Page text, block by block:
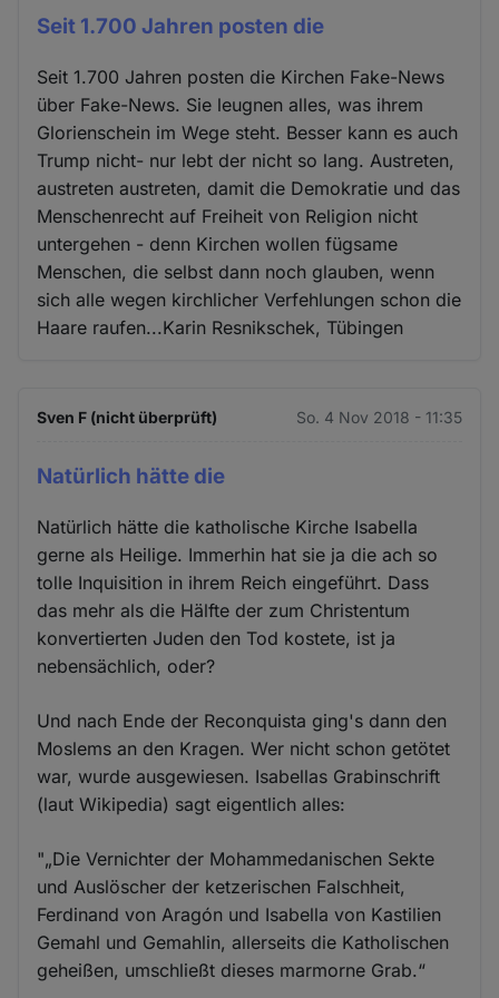
Seit 1.700 Jahren posten die
Seit 1.700 Jahren posten die Kirchen Fake-News
über Fake-News. Sie leugnen alles, was ihrem
Glorienschein im Wege steht. Besser kann es auch
Trump nicht- nur lebt der nicht so lang. Austreten,
austreten austreten, damit die Demokratie und das
Menschenrecht auf Freiheit von Religion nicht
untergehen - denn Kirchen wollen fügsame
Menschen, die selbst dann noch glauben, wenn
sich alle wegen kirchlicher Verfehlungen schon die
Haare raufen...Karin Resnikschek, Tübingen
Sven F (nicht überprüft) So. 4 Nov 2018 - 11:35
Natürlich hätte die
Natürlich hätte die katholische Kirche Isabella
gerne als Heilige. Immerhin hat sie ja die ach so
tolle Inquisition in ihrem Reich eingeführt. Dass
das mehr als die Hälfte der zum Christentum
konvertierten Juden den Tod kostete, ist ja
nebensächlich, oder?
Und nach Ende der Reconquista ging's dann den
Moslems an den Kragen. Wer nicht schon getötet
war, wurde ausgewiesen. Isabellas Grabinschrift
(laut Wikipedia) sagt eigentlich alles:
"„Die Vernichter der Mohammedanischen Sekte
und Auslöscher der ketzerischen Falschheit,
Ferdinand von Aragón und Isabella von Kastilien
Gemahl und Gemahlin, allerseits die Katholischen
geheißen, umschließt dieses marmorne Grab.“